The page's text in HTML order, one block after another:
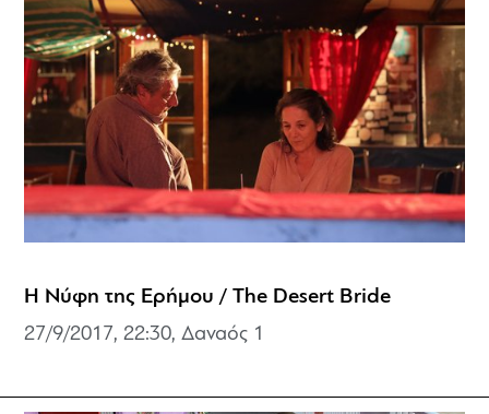
Η Νύφη της Ερήμου / The Desert Bride
27/9/2017, 22:30, Δαναός 1